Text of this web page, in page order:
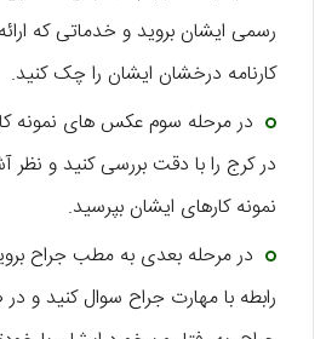
رسمی ایشان بروید و خدماتی که
کارنامه درخشان ایشان را چک کنید.
در مرحله سوم عکس های نمونه
در کرج را با دقت بررسی کنید و نظر
نمونه کارهای ایشان بپرسید.
در مرحله بعدی به مطب جراح
رابطه با مهارت جراح سوال کنید و